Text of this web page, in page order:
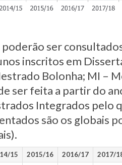
poderão ser
inscritos em
Bolonha; MI –
ser feita a partir do
Integrados pelo
são os globais
15 2015/16 2016/17
2017/